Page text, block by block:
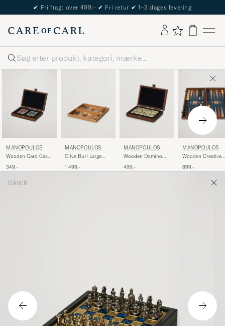
✔ Fri fragt over 499;- ✔ Fri retur ✔ 1–3 dages levering
Søg
MANOPOULOS
Wooden Card Case
349,-
MANOPOULOS
Olive Burl Large
1 499,-
MANOPOULOS
Wooden Domino
499,-
MANOPOULOS
Wooden Creative
Backgammon
899,-
GAVER